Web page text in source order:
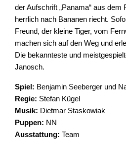
der Aufschrift „Panama“ aus dem
herrlich nach Bananen riecht.
Freund, der kleine Tiger, vom
machen sich auf den Weg und
Die bekannteste und
Janosch.
Spiel: Benjamin Seeberger und
Regie: Stefan Kügel
Musik: Dietmar Staskowiak
Puppen: NN
Ausstattung: Team